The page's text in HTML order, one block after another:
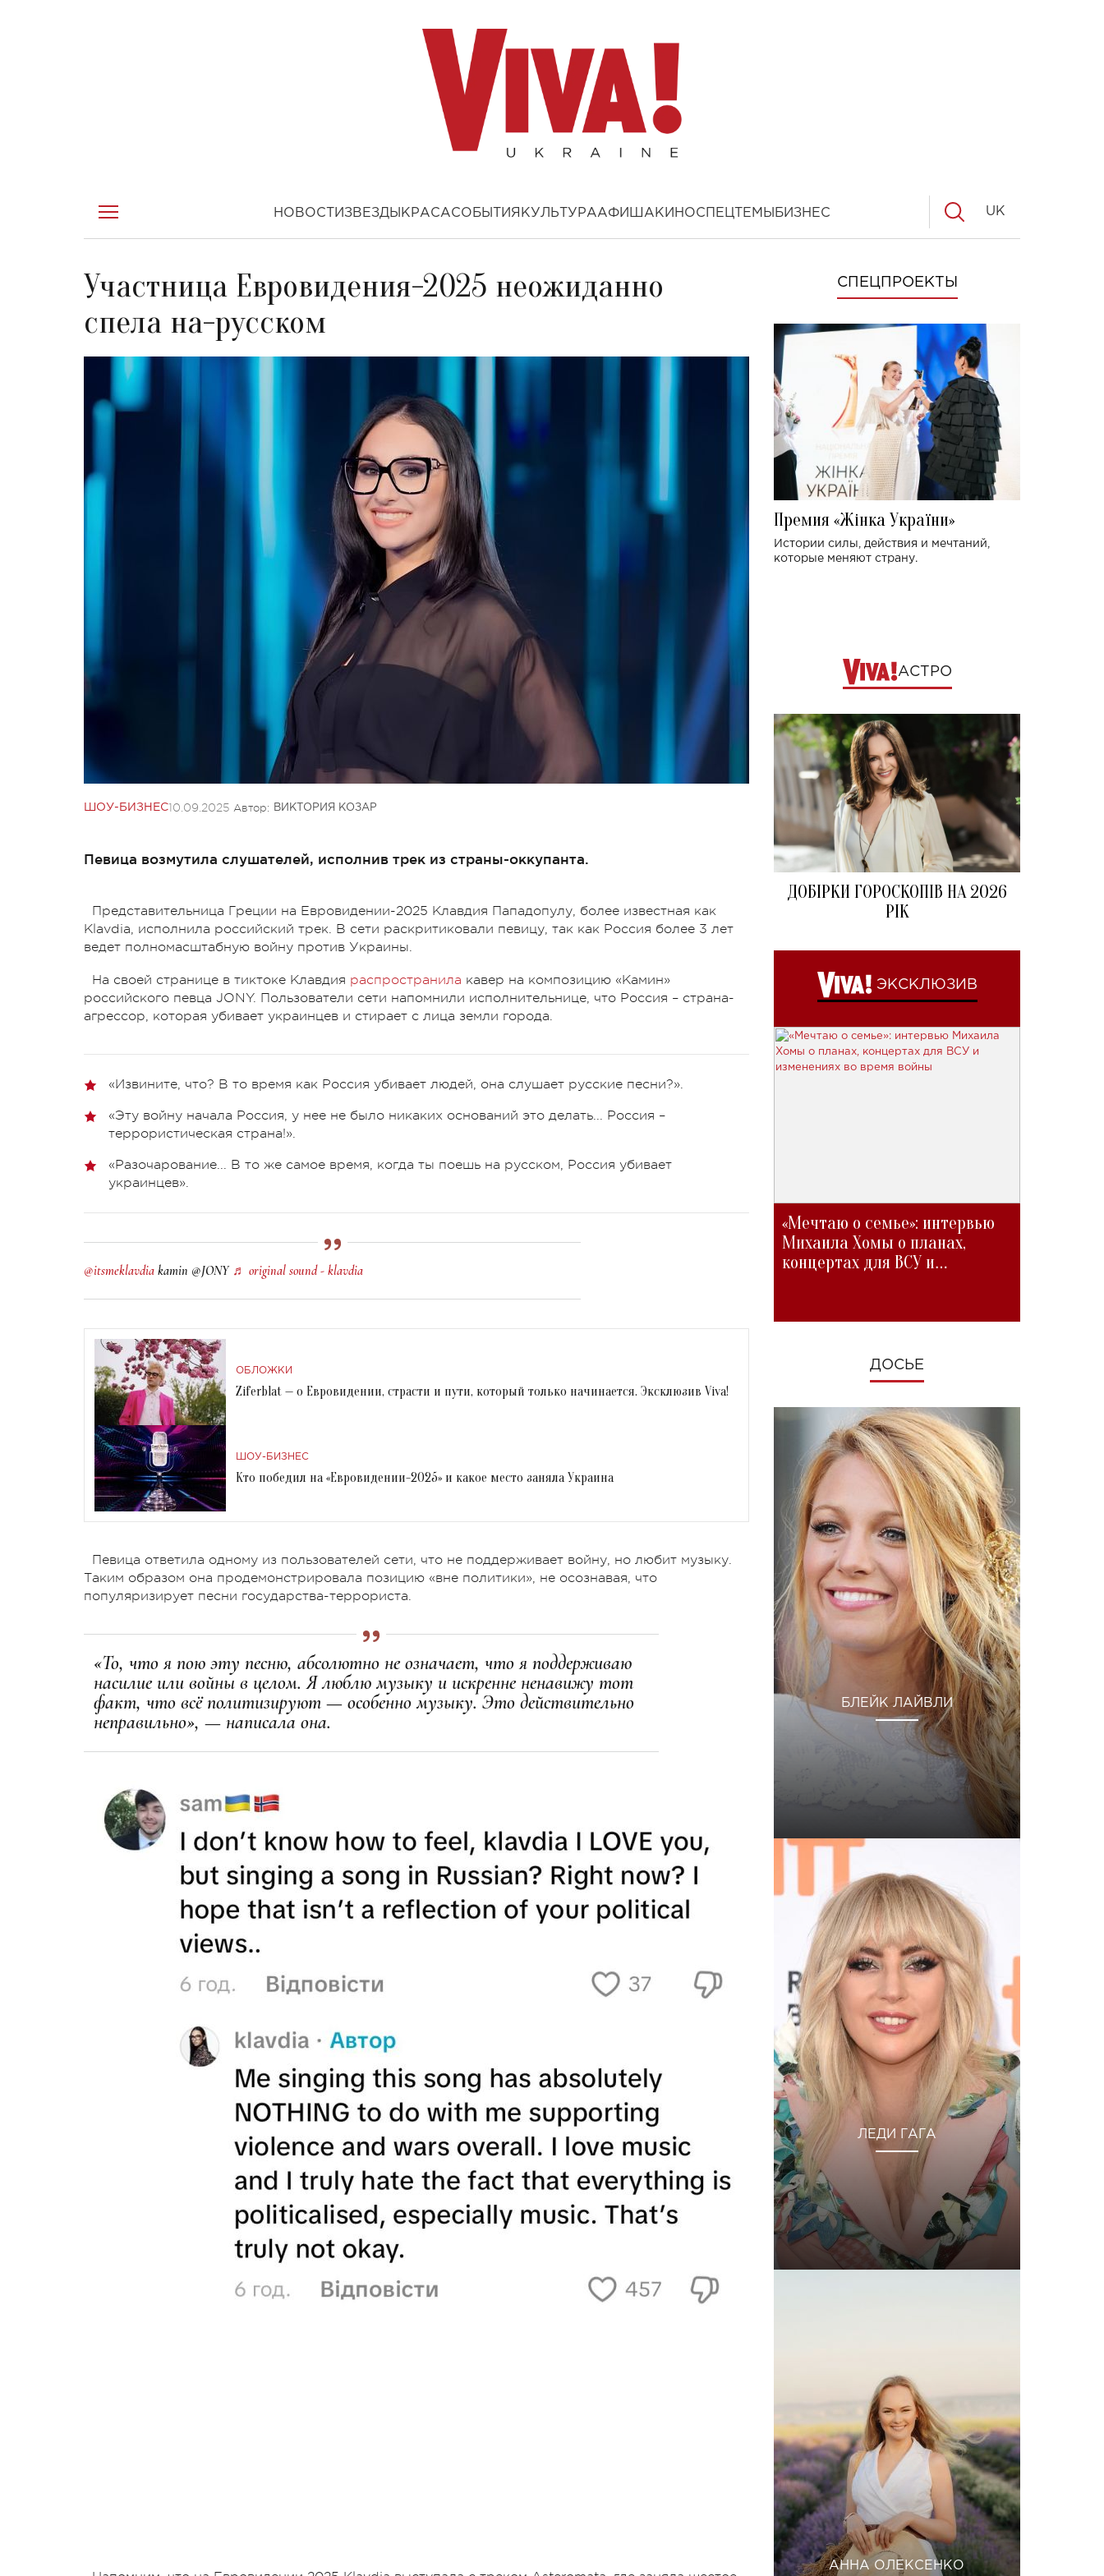
НОВОСТИ ЗВЕЗДЫ КРАСАСОБЫТИЯ КУЛЬТУРААФИША КИНОСПЕЦТЕМЫ БИЗНЕС UK
Участница Евровидения-2025 неожиданно
спела на-русском
ШОУ-БИЗНЕС10.09.2025 Автор: ВИКТОРИЯ КОЗАР
Певица возмутила слушателей, исполнив трек из страны-оккупанта.
Представительница Греции на Евровидении-2025 Клавдия Пападопулу, более известная как
Klavdia, исполнила российский трек. В сети раскритиковали певицу, так как Россия более 3 лет
ведет полномасштабную войну против Украины.
На своей странице в тиктоке Клавдия распространила кавер на композицию «Камин»
российского певца JONY. Пользователи сети напомнили исполнительнице, что Россия – страна-
агрессор, которая убивает украинцев и стирает с лица земли города.
«Извините, что? В то время как Россия убивает людей, она слушает русские песни?».
«Эту войну начала Россия, у нее не было никаких оснований это делать... Россия –
террористическая страна!».
«Разочарование... В то же самое время, когда ты поешь на русском, Россия убивает
украинцев».
@itsmeklavdia kamin @JONY ♬ original sound - klavdia
ОБЛОЖКИ
Ziferblat — о Евровидении, страсти и пути, который только начинается. Эксклюзив Viva!
ШОУ-БИЗНЕС
Кто победил на «Евровидении-2025» и какое место заняла Украина
Певица ответила одному из пользователей сети, что не поддерживает войну, но любит музыку.
Таким образом она продемонстрировала позицию «вне политики», не осознавая, что
популяризирует песни государства-террориста.
«То, что я пою эту песню, абсолютно не означает, что я поддерживаю
насилие или войны в целом. Я люблю музыку и искренне ненавижу тот
факт, что всё политизируют — особенно музыку. Это действительно
неправильно», — написала она.
СПЕЦПРОЕКТЫ
Премия «Жінка України»
Истории силы, действия и мечтаний,
которые меняют страну.
АСТРО
ДОБІРКИ ГОРОСКОПІВ НА 2026
РІК
ЭКСКЛЮЗИВ
«Мечтаю о семье»: интервью
Михаила Хомы о планах,
концертах для ВСУ и
ДОСЬЕ
БЛЕЙК ЛАЙВЛИ
ЛЕДИ ГАГА
АННА ОЛЕКСЕНКО